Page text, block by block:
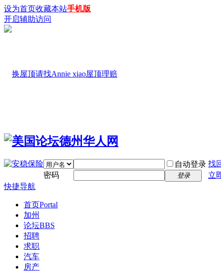
设为首页收藏本站手机版
开启辅助访问
自动登录 找
密码
登录
立
快捷导航
首页Portal
加州
论坛BBS
招聘
求职
汽车
房产